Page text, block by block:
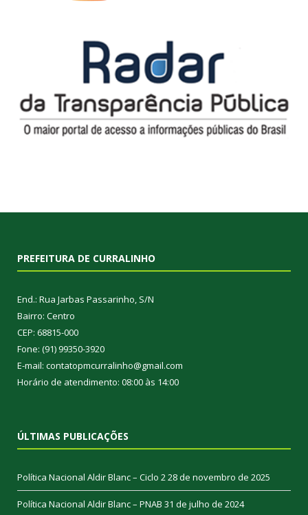
PREFEITURA DE CURRALINHO
End.: Rua Jarbas Passarinho, S/N
Bairro: Centro
CEP: 68815-000
Fone: (91) 99350-3920
E-mail: contatopmcurralinho@gmail.com
Horário de atendimento: 08:00 às 14:00
ÚLTIMAS PUBLICAÇÕES
Política Nacional Aldir Blanc – Ciclo 228 de novembro de 2025
Política Nacional Aldir Blanc – PNAB 31 de julho de 2024